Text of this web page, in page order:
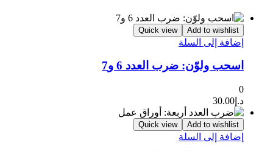
Add to wishlist
Quick view
إضافة إلى السلة
اسحب ولوّن: ضرب العدد 6 و7
0
د.إ 30.00
Add to wishlist
Quick view
إضافة إلى السلة